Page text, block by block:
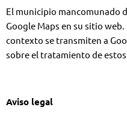
El municipio mancomunado
Google Maps en su sitio
contexto se transmiten a
sobre el tratamiento de
Aviso legal